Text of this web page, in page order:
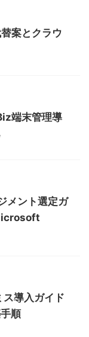
案とクラウ
端末管理導
メント選定ガ
導入ガイド
順